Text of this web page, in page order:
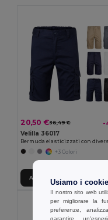
20,50 €36,49 € -
Velilla 36017
+3 Colori
Aggiungi al carrello
Usiamo i cookie
Il nostro sito web
per migliorare la
preferenze,
garantire